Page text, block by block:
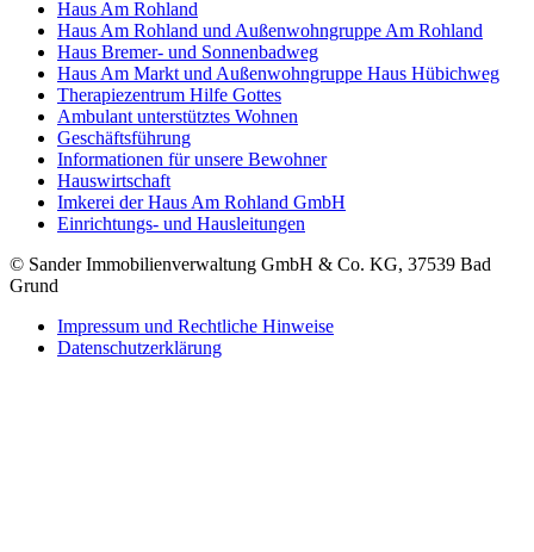
Haus Am Rohland
Haus Am Rohland und Außenwohngruppe Am Rohland
Haus Bremer- und Sonnenbadweg
Haus Am Markt und Außenwohngruppe Haus Hübichweg
Therapiezentrum Hilfe Gottes
Ambulant unterstütztes Wohnen
Geschäftsführung
Informationen für unsere Bewohner
Hauswirtschaft
Imkerei der Haus Am Rohland GmbH
Einrichtungs- und Hausleitungen
© Sander Immobilienverwaltung GmbH & Co. KG, 37539 Bad
Grund
Impressum und Rechtliche Hinweise
Datenschutzerklärung